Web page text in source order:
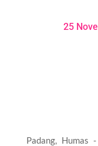
25
Padang, Humas